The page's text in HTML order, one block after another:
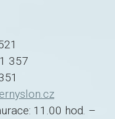
357
11.00 hod. –